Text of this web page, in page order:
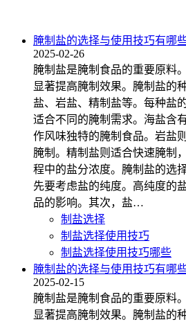
腌制盐的选择与使用技巧有哪
2025-02-26
腌制盐是腌制食品的重要原料
显著提高腌制效果。腌制盐的
盐、岩盐、精制盐等。每种盐
适合不同的腌制需求。海盐含
作风味独特的腌制食品。岩盐
腌制。精制盐则适合快速腌制
程中的盐分浓度。腌制盐的选
先要考虑盐的纯度。高纯度的
品的影响。其次，盐…
制盐选择
制盐选择使用技巧
制盐选择使用技巧哪些
腌制盐的选择与使用技巧有哪
2025-02-15
腌制盐是腌制食品的重要原料
显著提高腌制效果。腌制盐的